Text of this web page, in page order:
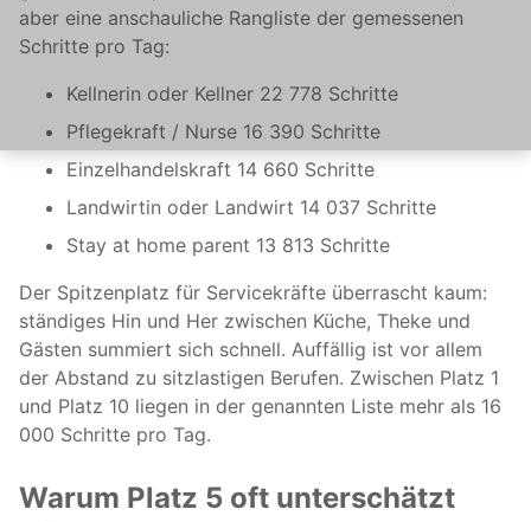
aber eine anschauliche Rangliste der gemessenen
Schritte pro Tag:
Kellnerin oder Kellner 22 778 Schritte
Pflegekraft / Nurse 16 390 Schritte
Einzelhandelskraft 14 660 Schritte
Landwirtin oder Landwirt 14 037 Schritte
Stay at home parent 13 813 Schritte
Der Spitzenplatz für Servicekräfte überrascht kaum:
ständiges Hin und Her zwischen Küche, Theke und
Gästen summiert sich schnell. Auffällig ist vor allem
der Abstand zu sitzlastigen Berufen. Zwischen Platz 1
und Platz 10 liegen in der genannten Liste mehr als 16
000 Schritte pro Tag.
Warum Platz 5 oft unterschätzt